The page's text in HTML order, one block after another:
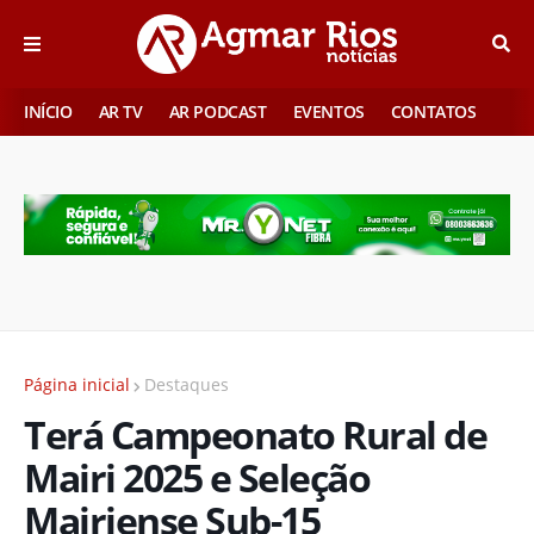
INÍCIO AR TV AR PODCAST EVENTOS CONTATOS
Página inicial Destaques
Terá Campeonato Rural de
Mairi 2025 e Seleção
Mairiense Sub-15